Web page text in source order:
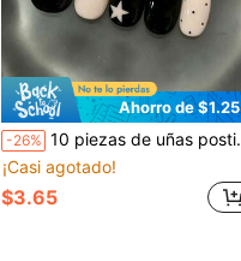
Ahorro de $1.25
-26% 10 piezas de uñas postizas hechas a mano puras, uñas cortas, uñas ovaladas, uñas negras y rosas, uñas lindas, dulces y geniales, uñas postizas con contraste de color negro y rosa con estrellas y lunares pintados a mano para mujeres y niñas, uso en festivales de temporada, fiestas y vida diaria
¡Casi agotado!
$3.65